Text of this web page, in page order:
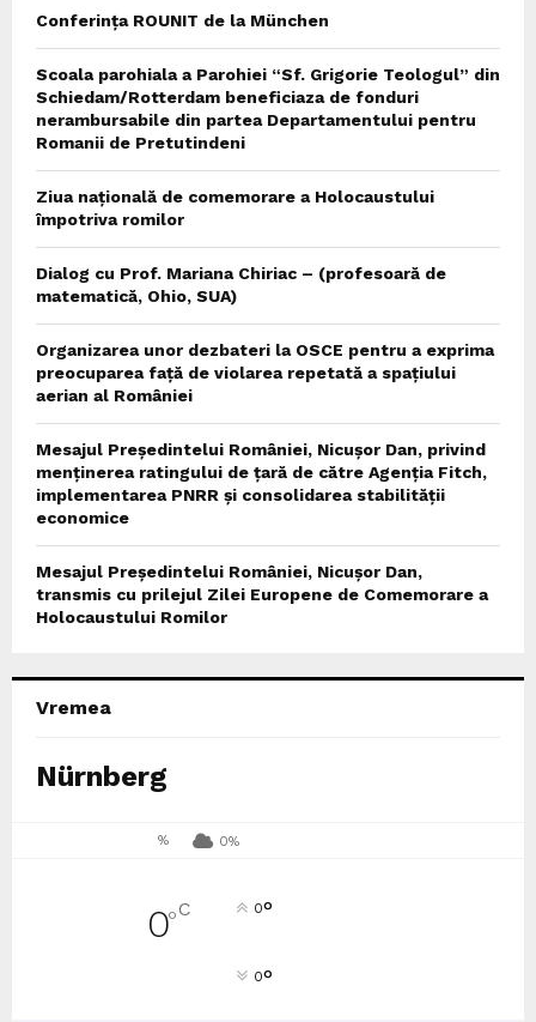
Conferința ROUNIT de la München
Scoala parohiala a Parohiei “Sf. Grigorie Teologul” din
Schiedam/Rotterdam beneficiaza de fonduri
nerambursabile din partea Departamentului pentru
Romanii de Pretutindeni
Ziua națională de comemorare a Holocaustului
împotriva romilor
Dialog cu Prof. Mariana Chiriac – (profesoară de
matematică, Ohio, SUA)
Organizarea unor dezbateri la OSCE pentru a exprima
preocuparea față de violarea repetată a spațiului
aerian al României
Mesajul Președintelui României, Nicușor Dan, privind
menținerea ratingului de țară de către Agenția Fitch,
implementarea PNRR și consolidarea stabilității
economice
Mesajul Președintelui României, Nicușor Dan,
transmis cu prilejul Zilei Europene de Comemorare a
Holocaustului Romilor
Vremea
Nürnberg
% 0%
0°C 0°
0°